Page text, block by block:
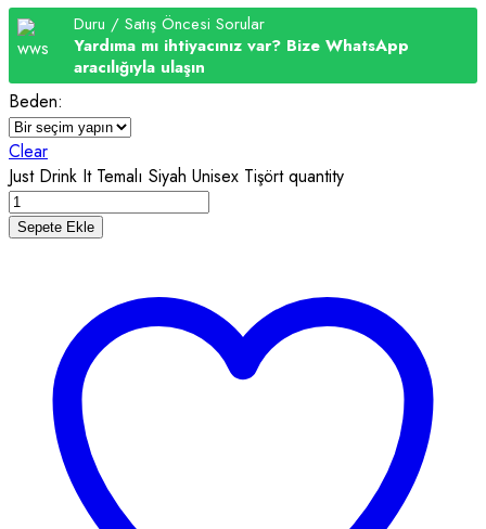
Duru / Satış Öncesi Sorular
Yardıma mı ihtiyacınız var? Bize WhatsApp
aracılığıyla ulaşın
Beden:
Clear
Just Drink It Temalı Siyah Unisex Tişört quantity
Sepete Ekle